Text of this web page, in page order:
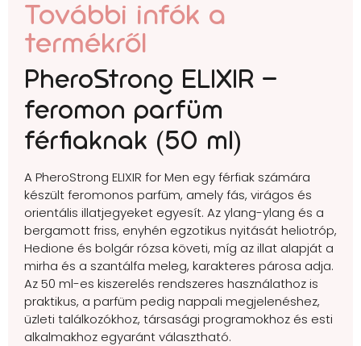
További infók a
termékről
PheroStrong ELIXIR –
feromon parfüm
férfiaknak (50 ml)
A PheroStrong ELIXIR for Men egy férfiak számára
készült feromonos parfüm, amely fás, virágos és
orientális illatjegyeket egyesít. Az ylang-ylang és a
bergamott friss, enyhén egzotikus nyitását heliotróp,
Hedione és bolgár rózsa követi, míg az illat alapját a
mirha és a szantálfa meleg, karakteres párosa adja.
Az 50 ml-es kiszerelés rendszeres használathoz is
praktikus, a parfüm pedig nappali megjelenéshez,
üzleti találkozókhoz, társasági programokhoz és esti
alkalmakhoz egyaránt választható.